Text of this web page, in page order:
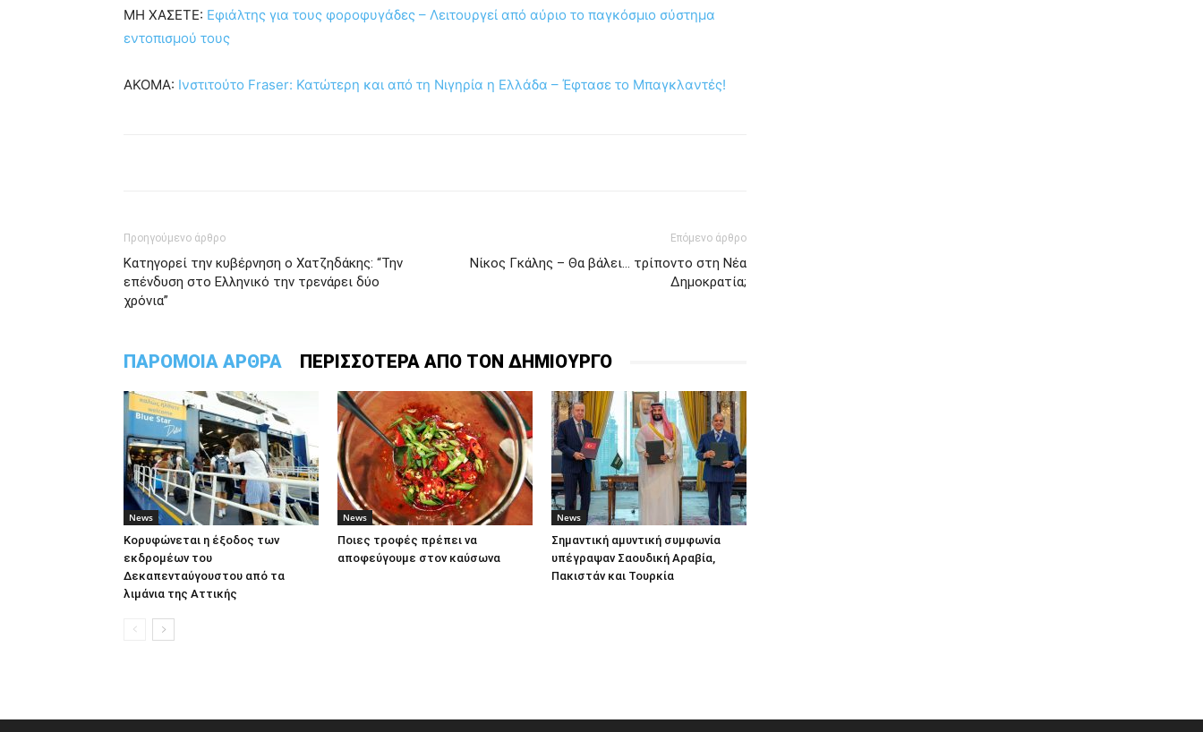
ΜΗ ΧΑΣΕΤΕ: Εφιάλτης για τους φοροφυγάδες – Λειτουργεί από αύριο το παγκόσμιο σύστημα
εντοπισμού τους
ΑΚΟΜΑ: Ινστιτούτο Fraser: Κατώτερη και από τη Νιγηρία η Ελλάδα – Έφτασε το Μπαγκλαντές!
Προηγούμενο άρθρο
Κατηγορεί την κυβέρνηση ο Χατζηδάκης: “Την
επένδυση στο Ελληνικό την τρενάρει δύο
χρόνια”
Επόμενο άρθρο
Νίκος Γκάλης – Θα βάλει… τρίποντο στη Νέα
Δημοκρατία;
ΠΑΡΟΜΟΙΑ ΑΡΘΡΑ ΠΕΡΙΣΣΟΤΕΡΑ ΑΠΟ ΤΟΝ ΔΗΜΙΟΥΡΓΟ
News
Κορυφώνεται η έξοδος των
εκδρομέων του
Δεκαπενταύγουστου από τα
λιμάνια της Αττικής
News
Ποιες τροφές πρέπει να
αποφεύγουμε στον καύσωνα
News
Σημαντική αμυντική συμφωνία
υπέγραψαν Σαουδική Αραβία,
Πακιστάν και Τουρκία